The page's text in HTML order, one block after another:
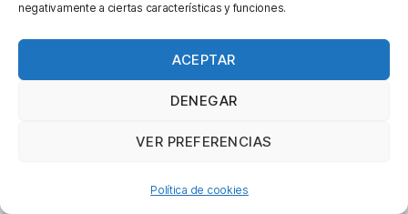
negativamente a ciertas características y funciones.
ACEPTAR
DENEGAR
VER PREFERENCIAS
Política de cookies